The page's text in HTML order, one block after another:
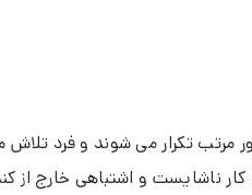
تکرار می شوند و فرد تلاش
ناشایست و اشتباهی خارج از